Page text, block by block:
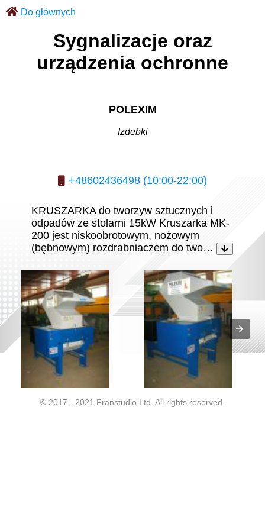
Do głównych
Sygnalizacje oraz
urządzenia ochronne
POLEXIM
Izdebki
+48602436498 (10:00-22:00)
KRUSZARKA do tworzyw sztucznych i
odpadów ze stolarni 15kW Kruszarka MK-
200 jest niskoobrotowym, nożowym
(bębnowym) rozdrabniaczem do two…
© 2017 - 2021 Franstudio Ltd. All rights reserved.